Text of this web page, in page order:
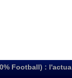
Football) :